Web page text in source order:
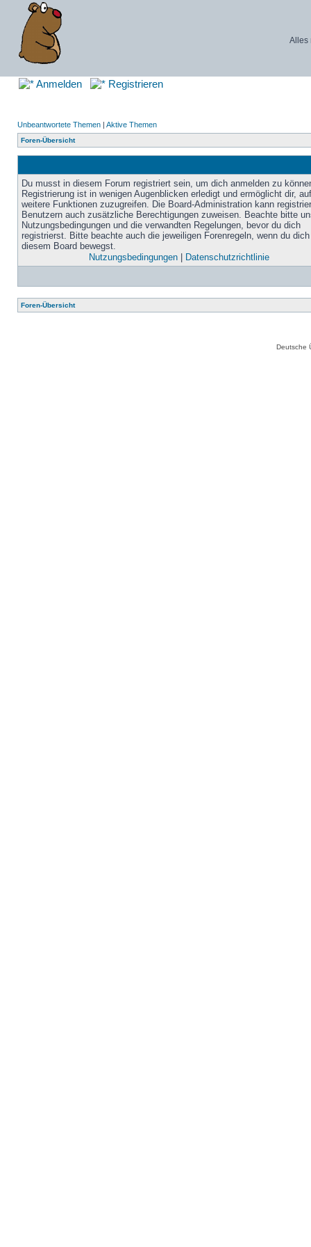
Alles
Anmelden Registrieren
Unbeantwortete Themen | Aktive Themen
Foren-Übersicht
Du musst in diesem Forum registriert sein, um dich anmelden zu
Registrierung ist in wenigen Augenblicken erledigt und ermöglicht dir, auf
weitere Funktionen zuzugreifen. Die Board-Administration kann
Benutzern auch zusätzliche Berechtigungen zuweisen. Beachte bitte
Nutzungsbedingungen und die verwandten Regelungen, bevor du dich
registrierst. Bitte beachte auch die jeweiligen Forenregeln, wenn du
diesem Board bewegst.
Nutzungsbedingungen| Datenschutzrichtlinie
Foren-Übersicht
Deutsche